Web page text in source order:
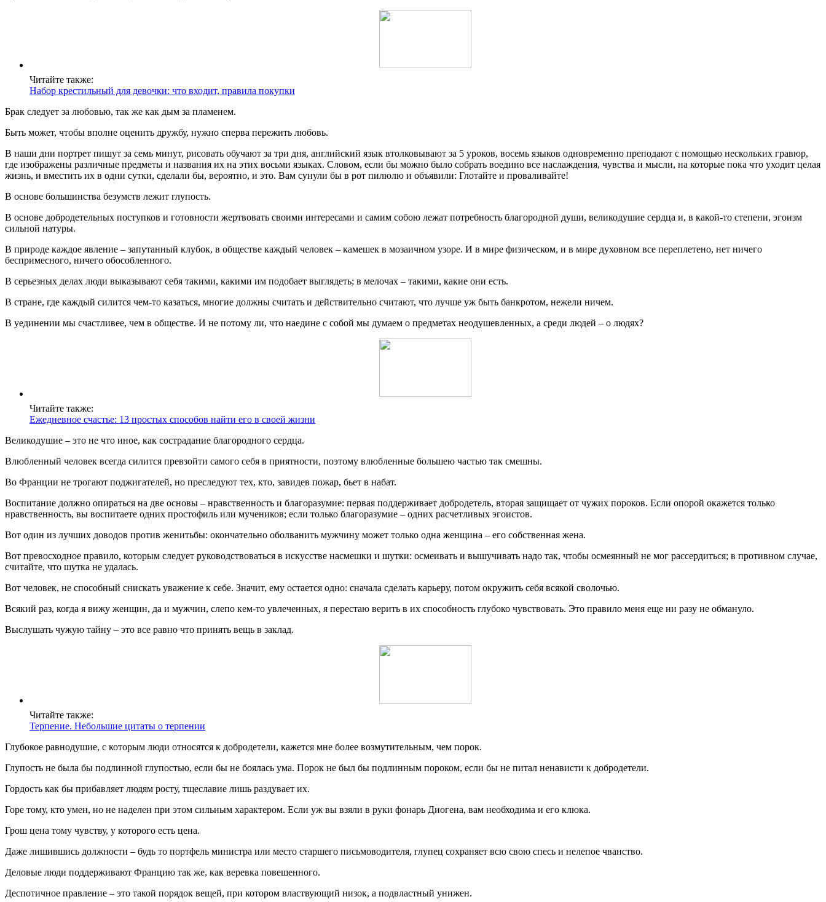
Читайте также:
Набор крестильный для девочки: что входит, правила покупки
Брак следует за любовью, так же как дым за пламенем.
Быть может, чтобы вполне оценить дружбу, нужно сперва пережить любовь.
В наши дни портрет пишут за семь минут, рисовать обучают за три дня, английский язык втолковывают за 5 уроков, восемь языков одновременно преподают с помощью нескольких гравюр,
где изображены различные предметы и названия их на этих восьми языках. Словом, если бы можно было собрать воедино все наслаждения, чувства и мысли, на которые пока что уходит целая
жизнь, и вместить их в одни сутки, сделали бы, вероятно, и это. Вам сунули бы в рот пилюлю и объявили: Глотайте и проваливайте!
В основе большинства безумств лежит глупость.
В основе добродетельных поступков и готовности жертвовать своими интересами и самим собою лежат потребность благородной души, великодушие сердца и, в какой-то степени, эгоизм
сильной натуры.
В природе каждое явление – запутанный клубок, в обществе каждый человек – камешек в мозаичном узоре. И в мире физическом, и в мире духовном все переплетено, нет ничего
беспримесного, ничего обособленного.
В серьезных делах люди выказывают себя такими, какими им подобает выглядеть; в мелочах – такими, какие они есть.
В стране, где каждый силится чем-то казаться, многие должны считать и действительно считают, что лучше уж быть банкротом, нежели ничем.
В уединении мы счастливее, чем в обществе. И не потому ли, что наедине с собой мы думаем о предметах неодушевленных, а среди людей – о людях?
Читайте также:
Ежедневное счастье: 13 простых способов найти его в своей жизни
Великодушие – это не что иное, как сострадание благородного сердца.
Влюбленный человек всегда силится превзойти самого себя в приятности, поэтому влюбленные большею частью так смешны.
Во Франции не трогают поджигателей, но преследуют тех, кто, завидев пожар, бьет в набат.
Воспитание должно опираться на две основы – нравственность и благоразумие: первая поддерживает добродетель, вторая защищает от чужих пороков. Если опорой окажется только
нравственность, вы воспитаете одних простофиль или мучеников; если только благоразумие – одних расчетливых эгоистов.
Вот один из лучших доводов против женитьбы: окончательно оболванить мужчину может только одна женщина – его собственная жена.
Вот превосходное правило, которым следует руководствоваться в искусстве насмешки и шутки: осмеивать и вышучивать надо так, чтобы осмеянный не мог рассердиться; в противном случае,
считайте, что шутка не удалась.
Вот человек, не способный снискать уважение к себе. Значит, ему остается одно: сначала сделать карьеру, потом окружить себя всякой сволочью.
Всякий раз, когда я вижу женщин, да и мужчин, слепо кем-то увлеченных, я перестаю верить в их способность глубоко чувствовать. Это правило меня еще ни разу не обмануло.
Выслушать чужую тайну – это все равно что принять вещь в заклад.
Читайте также:
Терпение. Небольшие цитаты о терпении
Глубокое равнодушие, с которым люди относятся к добродетели, кажется мне более возмутительным, чем порок.
Глупость не была бы подлинной глупостью, если бы не боялась ума. Порок не был бы подлинным пороком, если бы не питал ненависти к добродетели.
Гордость как бы прибавляет людям росту, тщеславие лишь раздувает их.
Горе тому, кто умен, но не наделен при этом сильным характером. Если уж вы взяли в руки фонарь Диогена, вам необходима и его клюка.
Грош цена тому чувству, у которого есть цена.
Даже лишившись должности – будь то портфель министра или место старшего письмоводителя, глупец сохраняет всю свою спесь и нелепое чванство.
Деловые люди поддерживают Францию так же, как веревка повешенного.
Деспотичное правление – это такой порядок вещей, при котором властвующий низок, а подвластный унижен.